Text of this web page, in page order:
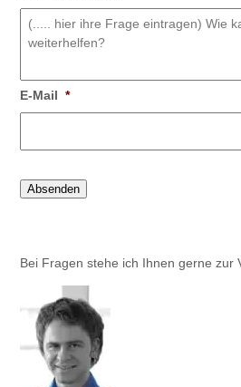
E-Mail *
Absenden
Bei Fragen stehe ich Ihnen gerne zur